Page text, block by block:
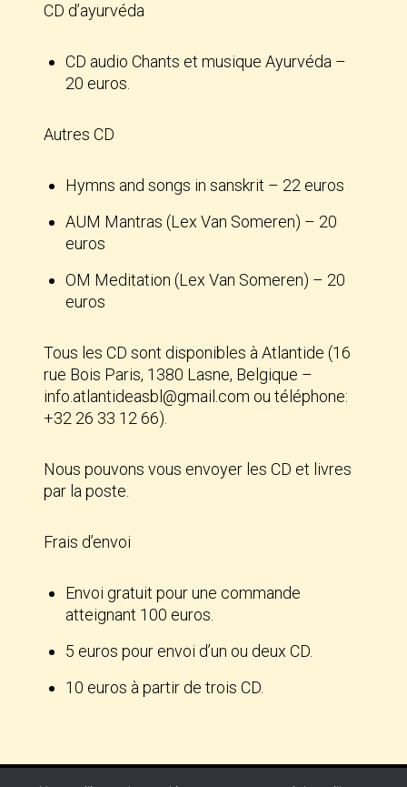
CD d’ayurvéda
CD audio Chants et musique Ayurvéda –
20 euros.
Autres CD
Hymns and songs in sanskrit – 22 euros
AUM Mantras (Lex Van Someren) – 20
euros
OM Meditation (Lex Van Someren) – 20
euros
Tous les CD sont disponibles à Atlantide (16
rue Bois Paris, 1380 Lasne, Belgique –
info.atlantideasbl@gmail.com ou téléphone:
+32 26 33 12 66).
Nous pouvons vous envoyer les CD et livres
par la poste.
Frais d’envoi
Envoi gratuit pour une commande
atteignant 100 euros.
5 euros pour envoi d’un ou deux CD.
10 euros à partir de trois CD.